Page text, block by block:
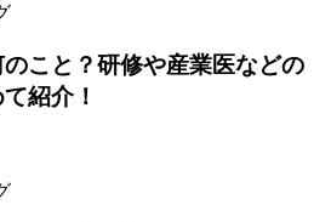
こと？研修や産業医などの
紹介！